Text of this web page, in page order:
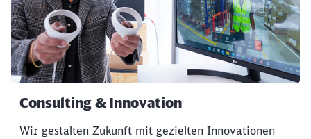
Consulting & Innovation
Wir gestalten Zukunft mit gezielten Innovationen